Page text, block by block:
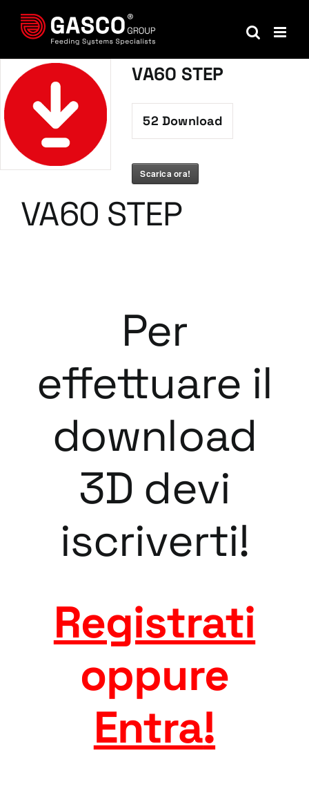
contenuto
VA60 STEP
52 Download
Scarica ora!
VA60 STEP
Per
effettuare il
download
3D devi
iscriverti!
Registrati
oppure
Entra!